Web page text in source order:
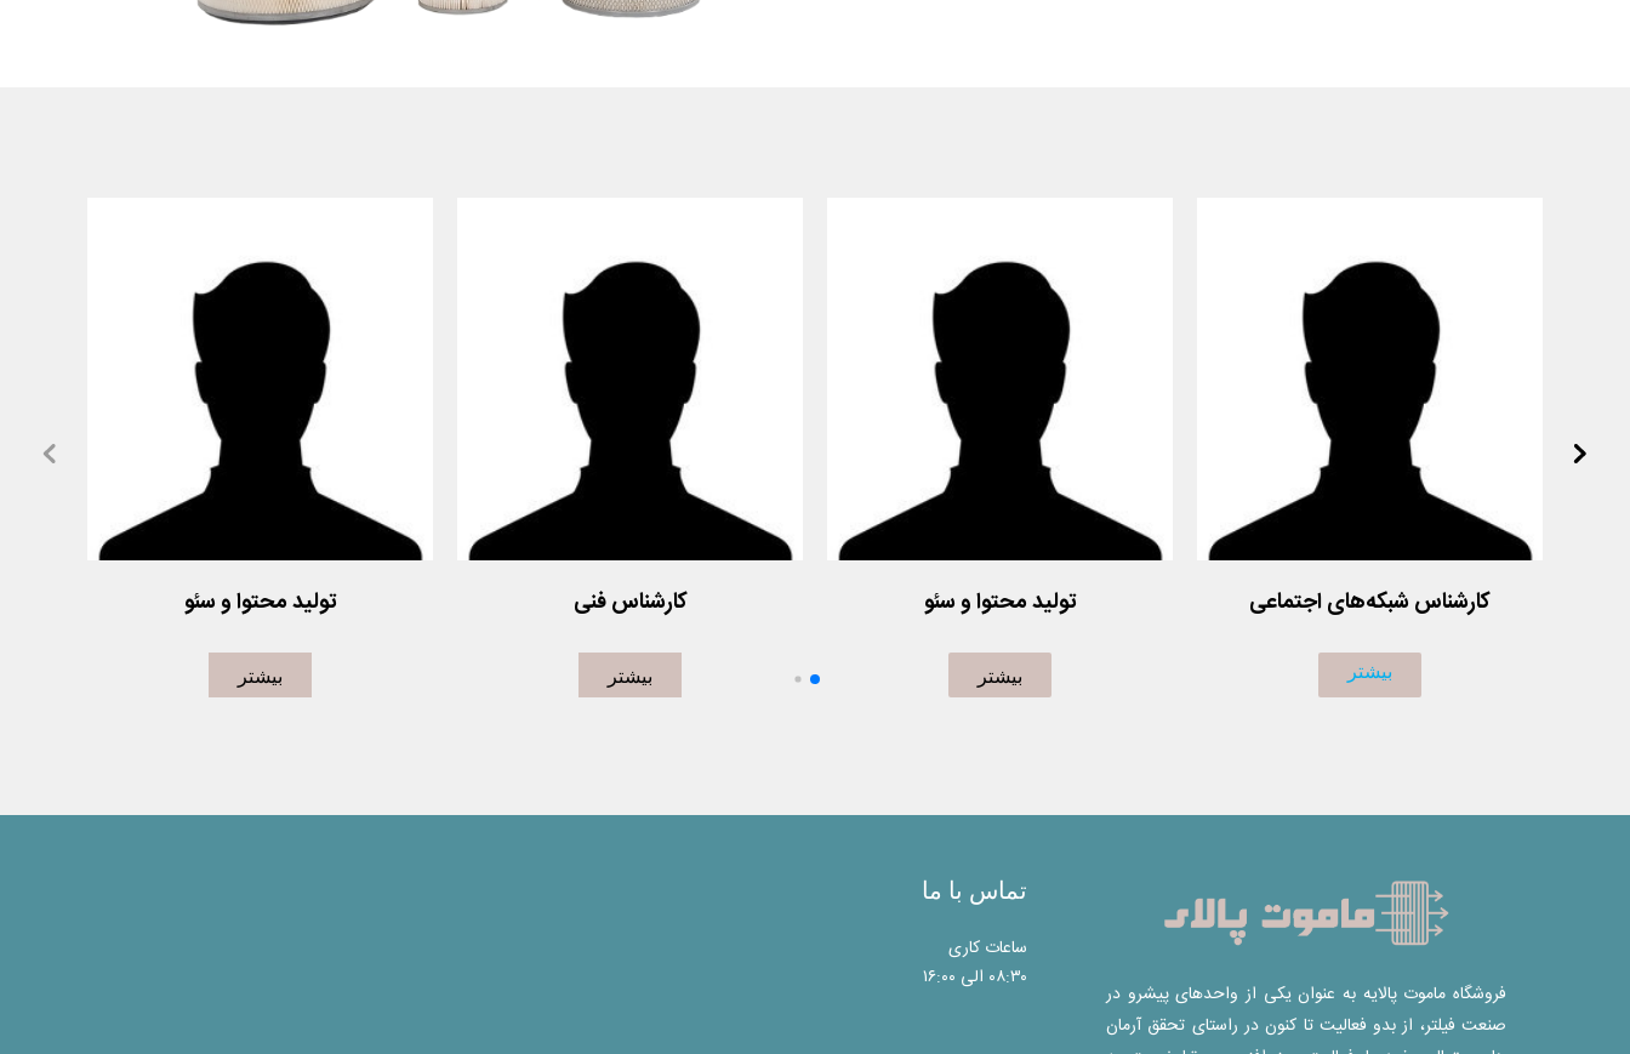
کارشناس شبکه‌های اجتماعی
یک متن کوتاه درمورد شخص یا اشخاص و
زمینه کاری که در حال انجام هستند
بیشتر
تولید محتوا و سئو
یک متن کوتاه درمورد شخص یا اشخاص و
زمینه کاری که در حال انجام هستند
بیشتر
کارشناس فنی
یک متن کوتاه درمورد شخص یا اشخاص و
زمینه کاری که در حال انجام هستند
بیشتر
تولید محتوا و سئو
یک متن کوتاه درمورد شخص یا اشخاص و
زمینه کاری که در حال انجام هستند
بیشتر
فروشگاه ماموت پالایه به عنوان یکی از واحدهای پیشرو در
صنعت فیلتر، از بدو فعالیت تا کنون در راستای تحقق آرمان
تماس با ما
ساعات کاری
۰۸:۳۰ الی ۱۶:۰۰